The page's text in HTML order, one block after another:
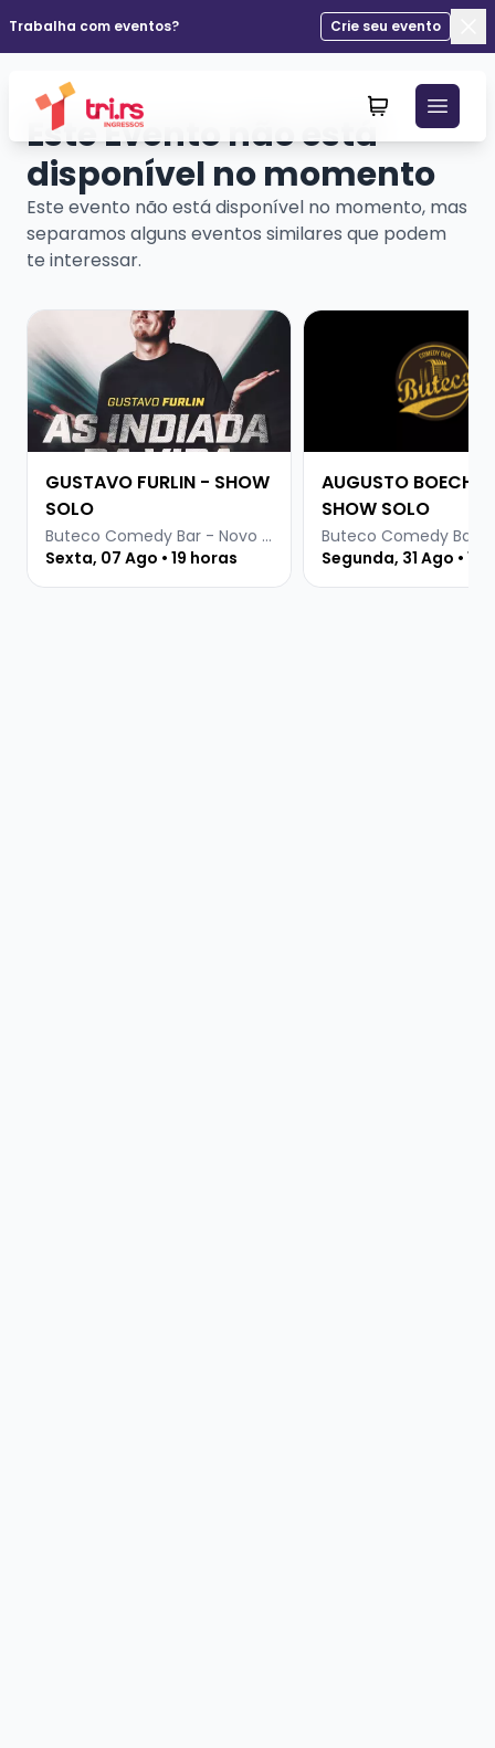
Trabalha com eventos?
Crie seu evento
Este Evento não está
disponível no momento
Este evento não está disponível no momento, mas
separamos alguns eventos similares que podem
te interessar.
Veja mais sobre GUSTAVO FURLIN - SHOW SOLO
GUSTAVO FURLIN - SHOW
SOLO
Buteco Comedy Bar - Novo Hamburgo
Sexta, 07 Ago • 19 horas
Veja mais sobre
AUGUSTO BOECHE
SHOW SOLO
Segunda, 31 Ago • 19